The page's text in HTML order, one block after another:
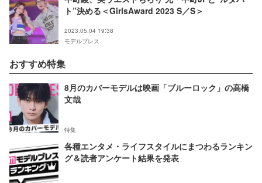
ト”決める＜GirlsAward 2023 S／S＞
2023.05.04 19:38
モデルプレス
おすすめ特集
8月のカバーモデルは映画「ブルーロック」の高橋
文哉
特集
各種エンタメ・ライフスタイルにまつわるランキン
グ＆読者アンケート結果を発表